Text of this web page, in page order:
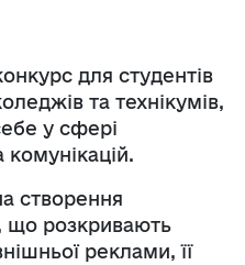
для студентів
та технікумів,
у сфері
створення
що розкривають
реклами, її